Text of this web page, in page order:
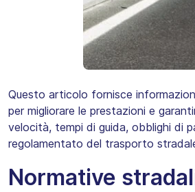
Questo articolo fornisce
per migliorare le prestazioni e
velocità, tempi di guida, obblighi di
regolamentato del trasporto
Normative